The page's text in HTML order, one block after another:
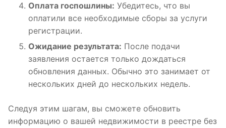
Оплата госпошлины: Убедитесь, что вы
оплатили все необходимые сборы за услуги
регистрации.
Ожидание результата: После подачи
заявления остается только дождаться
обновления данных. Обычно это занимает от
нескольких дней до нескольких недель.
Следуя этим шагам, вы сможете обновить
информацию о вашей недвижимости в реестре без